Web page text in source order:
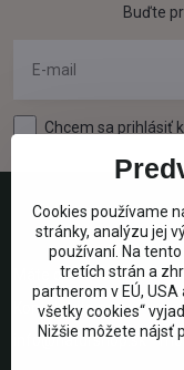
Buďte
Chcem sa prihlásiť
Máte otázku?
Kontaktujte nás:
info@naturshop.sk
Cookies používame
stránky, analýzu jej
používaní. Na
tretích strán a
partnerom v EÚ,
všetky cookies“
Nižšie môžete nájsť